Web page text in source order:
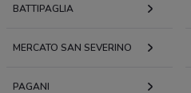
BATTIPAGLIA
MERCATO SAN SEVERINO
PAGANI